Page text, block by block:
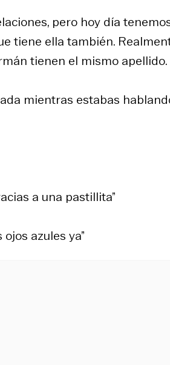
pero hoy día
tiene ella también.
tienen el mismo
mientras estabas
a una pastillita”
azules ya”